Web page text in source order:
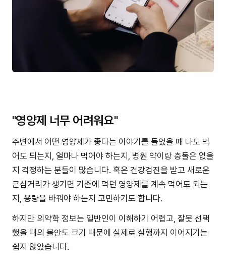
"영양제 너무 어려워요"
주변에서 어떤 영양제가 좋다는 이야기를 들었을 때 나도 먹
어도 되는지, 얼마나 먹어야 하는지, 병원 약이랑 충돌은 없을
지 걱정하는 분들이 많습니다. 혹은 건강검진을 받고 새로운
근심거리가 생기면 기존에 먹던 영양제를 계속 먹어도 되는
지, 용량을 바꿔야 하는지 고민하기도 합니다.
하지만 의약학 정보는 일반인이 이해하기 어렵고, 잘못 선택
했을 때의 불안도 크기 때문에 실제로 실행까지 이어지기는
쉽지 않았습니다.